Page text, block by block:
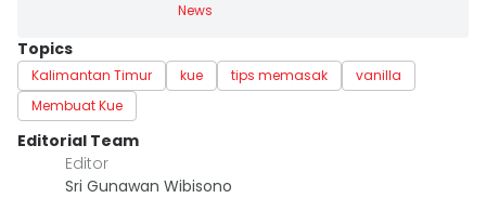
News
Topics
Kalimantan Timur kue tips memasak
vanilla
Membuat Kue
Editorial Team
Editor
Sri Gunawan Wibisono